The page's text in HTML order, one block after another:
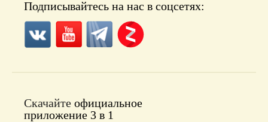
Подписывайтесь на нас в соцсетях:
Скачайте официальное
приложение 3 в 1